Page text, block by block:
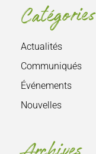
Catégories
Actualités
Communiqués
Événements
Nouvelles